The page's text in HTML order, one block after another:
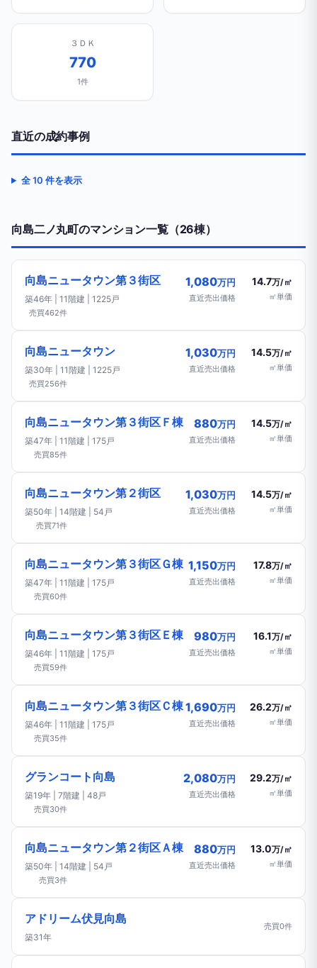
３ＤＫ
770
1件
直近の成約事例
全 10 件を表示
向島二ノ丸町のマンション一覧（26棟）
向島ニュータウン第３街区
築46年 | 11階建 | 1225戸
1,080万円
直近売出価格
14.7万/㎡
㎡単価
売買462件
向島ニュータウン
築30年 | 11階建 | 1225戸
1,030万円
直近売出価格
14.5万/㎡
㎡単価
売買256件
向島ニュータウン第３街区Ｆ棟
築47年 | 11階建 | 175戸
880万円
直近売出価格
14.5万/㎡
㎡単価
売買85件
向島ニュータウン第２街区
築50年 | 14階建 | 54戸
1,030万円
直近売出価格
14.5万/㎡
㎡単価
売買71件
向島ニュータウン第３街区Ｇ棟
築47年 | 11階建 | 175戸
1,150万円
直近売出価格
17.8万/㎡
㎡単価
売買60件
向島ニュータウン第３街区Ｅ棟
築46年 | 11階建 | 175戸
980万円
直近売出価格
16.1万/㎡
㎡単価
売買59件
向島ニュータウン第３街区Ｃ棟
築46年 | 11階建 | 175戸
1,690万円
直近売出価格
26.2万/㎡
㎡単価
売買35件
グランコート向島
築19年 | 7階建 | 48戸
2,080万円
直近売出価格
29.2万/㎡
㎡単価
売買30件
向島ニュータウン第２街区Ａ棟
築50年 | 14階建 | 54戸
880万円
直近売出価格
13.0万/㎡
㎡単価
売買3件
アドリーム伏見向島
築31年
売買0件